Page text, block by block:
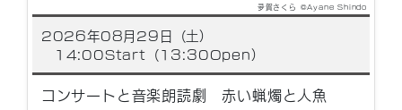
夛賀さくら ©Ayane Shindo
2026年08月29日（土）
14:00Start（13:30Open）
コンサートと音楽朗読劇 赤い蝋燭と人魚